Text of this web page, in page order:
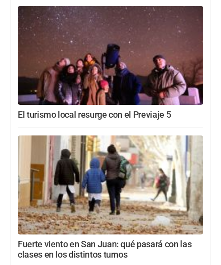
El turismo local resurge con el Previaje 5
Fuerte viento en San Juan: qué pasará con las
clases en los distintos turnos